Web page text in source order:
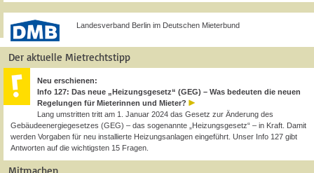
Landesverband Berlin im Deutschen Mieterbund
Der aktuelle Mietrechtstipp
Neu erschienen:
Info 127: Das neue „Heizungsgesetz“ (GEG) – Was bedeuten die neuen
Regelungen für Mieterinnen und Mieter?
Lang umstritten tritt am 1. Januar 2024 das Gesetz zur Änderung des
Gebäudeenergiegesetzes (GEG) – das sogenannte „Heizungsgesetz“ – in Kraft. Damit
werden Vorgaben für neu installierte Heizungsanlagen eingeführt. Unser Info 127 gibt
Antworten auf die wichtigsten 15 Fragen.